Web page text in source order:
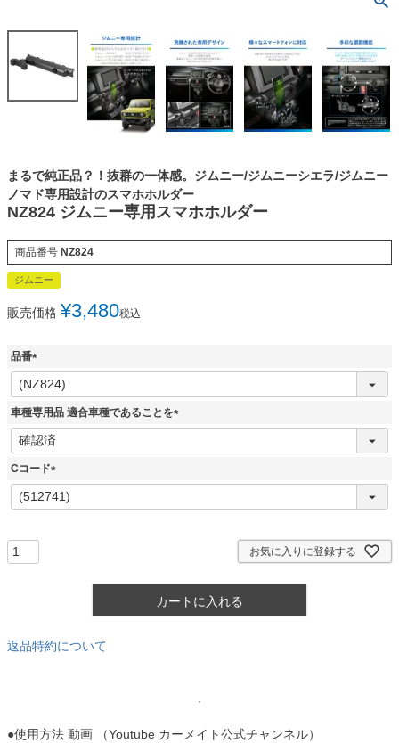
まるで純正品？！抜群の一体感。ジムニー/ジムニーシエラ/ジムニー
ノマド専用設計のスマホホルダー
NZ824 ジムニー専用スマホホルダー
商品番号 NZ824
ジムニー
販売価格 ¥3,480税込
品番
(
必
須
車種専用品 適合車種であることを
(
Cコード
(
必
お気に入りに登録する
カートに入れる
返品特約について
●使用方法 動画 （Youtube カーメイト公式チャンネル）